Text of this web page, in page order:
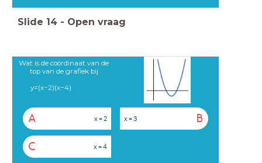
Slide 14 - Open vraag
Wat is de coördinaat van de
top van de grafiek bij
y=(x−2)(x−4)
A x = 2 B
x = 3
C x = 4